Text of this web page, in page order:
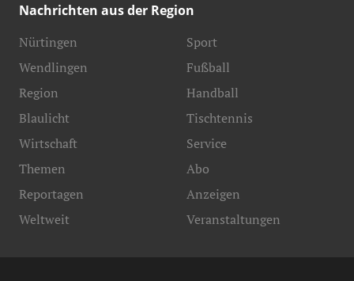
Nachrichten aus der Region
Nürtingen
Wendlingen
Region
Blaulicht
Sport
Fußball
Handball
Tischtennis
Wirtschaft
Themen
Reportagen
Weltweit
Service
Abo
Anzeigen
Veranstaltungen